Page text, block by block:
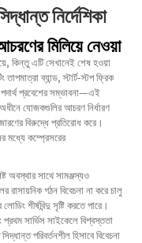
নির্দেশিকা
মিলিয়ে নেওয়া
কিন্তু এটি সেখানেই শেষ হওয়া
ব্যান্ড, স্টার্ট-স্টপ ফ্রিক
প্রবেশের সম্ভাবনা—এই
যোজকগুলির আচরণ নির্ধারণ
বিরুদ্ধে প্রতিরোধ করে।
মধ্যে কম্প্রেসরের
অবস্থার সাথে সামঞ্জস্যও
রাসায়নিক গঠন বিবেচনা না করে চালু
শীর্ষবিন্দু সৃষ্টি করতে পারে।
সার্ভিস সাইকেলে বিশ্বস্ততা
পরিবর্তনশীল হিসাবে বিবেচনা